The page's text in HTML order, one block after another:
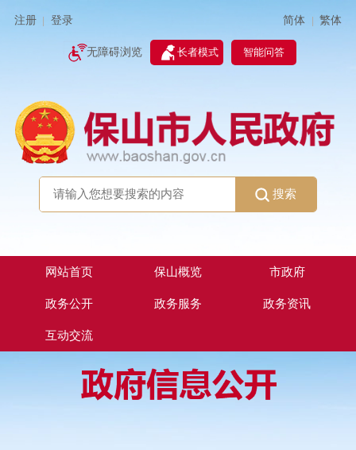
注册 登录 简体 | 繁体
无障碍浏览 长者模式 智能问答
搜索
网站首页 保山概览 市政府
政务公开 政务服务 政务资讯
互动交流